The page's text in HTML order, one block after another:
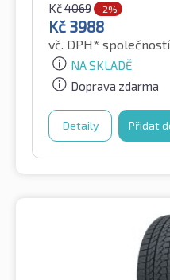
Kč4069 -2%
Kč 3988
vč. DPH*
NA SKLADĚ
Doprava zdarma
Detaily Přidat